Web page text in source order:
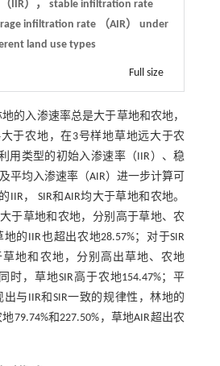
IIR）， stable infiltration rate
infiltration rate （AIR） under
land use types
Full size
的入渗速率总是大于草地和农地，
于农地，在3号样地草地远大于农
用类型的初始入渗速率（IIR）、稳
平均入渗速率（AIR）进一步计算可
， SIR和AIR均大于草地和农地。
于草地和农地，分别高于草地、农
地的IIR也超出农地28.57%；对于SIR
地和农地，分别高出草地、农地
时，草地SIR高于农地154.47%；平
与IIR和SIR一致的规律性，林地的
79.74%和227.50%，草地AIR超出农